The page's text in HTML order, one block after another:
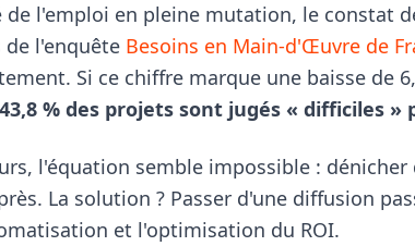
de l'emploi en pleine mutation, le constat
l'enquête Besoins en Main-d'Œuvre de
Si ce chiffre marque une baisse de
43,8 % des projets sont jugés « difficiles »
l'équation semble impossible :
La solution ? Passer d'une diffusion
et l'optimisation du ROI.